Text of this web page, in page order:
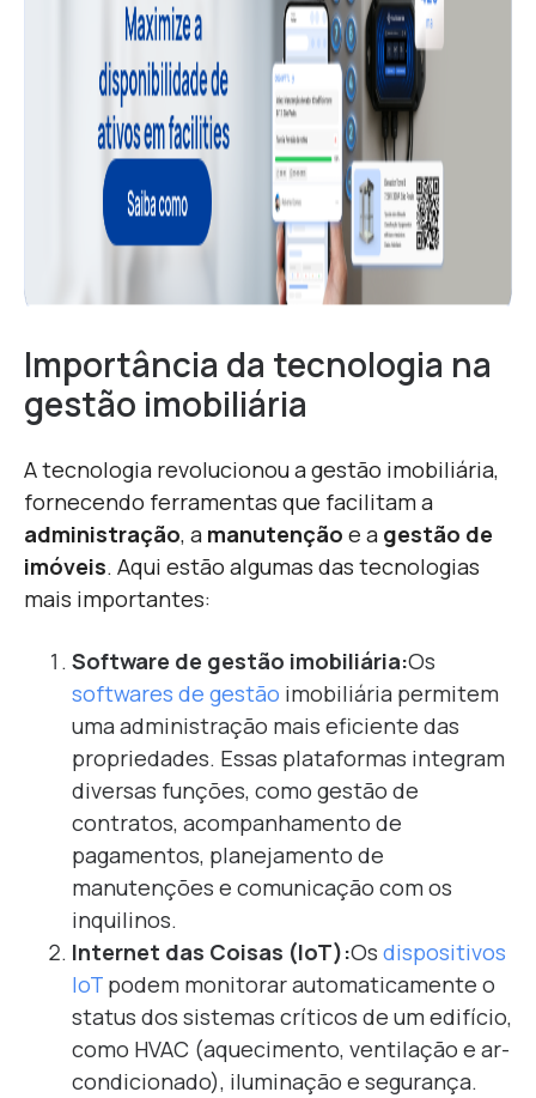
Importância da tecnologia na
gestão imobiliária
A tecnologia revolucionou a gestão imobiliária,
fornecendo ferramentas que facilitam a
administração, a manutenção e a gestão de
imóveis. Aqui estão algumas das tecnologias
mais importantes:
Software de gestão imobiliária:Os
softwares de gestão imobiliária permitem
uma administração mais eficiente das
propriedades. Essas plataformas integram
diversas funções, como gestão de
contratos, acompanhamento de
pagamentos, planejamento de
manutenções e comunicação com os
inquilinos.
Internet das Coisas (IoT):Os dispositivos
IoT podem monitorar automaticamente o
status dos sistemas críticos de um edifício,
como HVAC (aquecimento, ventilação e ar-
condicionado), iluminação e segurança.